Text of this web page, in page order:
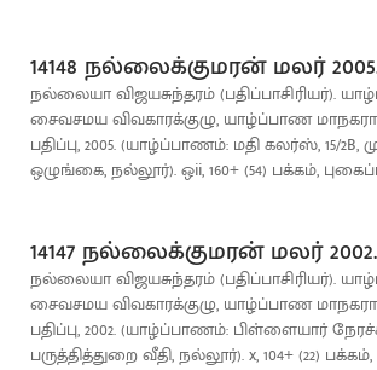
14148 நல்லைக்குமரன் மலர்
நல்லையா விஜயசுந்தரம் (பதிப்பாசிரியர்).
சைவசமய விவகாரக்குழு, யாழ்ப்பாண
பதிப்பு, 2005. (யாழ்ப்பாணம்: மதி கலர்ஸ், 15/2B,
ஒழுங்கை, நல்லூர்). ஒii, 160+ (54) பக்கம்,
14147 நல்லைக்குமரன் மலர் 2002.
நல்லையா விஜயசுந்தரம் (பதிப்பாசிரியர்).
சைவசமய விவகாரக்குழு, யாழ்ப்பாண
பதிப்பு, 2002. (யாழ்ப்பாணம்: பிள்ளையார்
பருத்தித்துறை வீதி, நல்லூர்). x, 104+ (22)